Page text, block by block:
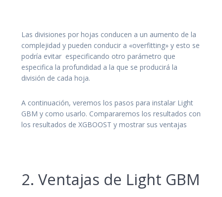
Las divisiones por hojas conducen a un aumento de la
complejidad y pueden conducir a «overfitting» y esto se
podría evitar especificando otro parámetro que
especifica la profundidad a la que se producirá la
división de cada hoja.
A continuación, veremos los pasos para instalar Light
GBM y como usarlo. Compararemos los resultados con
los resultados de XGBOOST y mostrar sus ventajas
2. Ventajas de Light GBM